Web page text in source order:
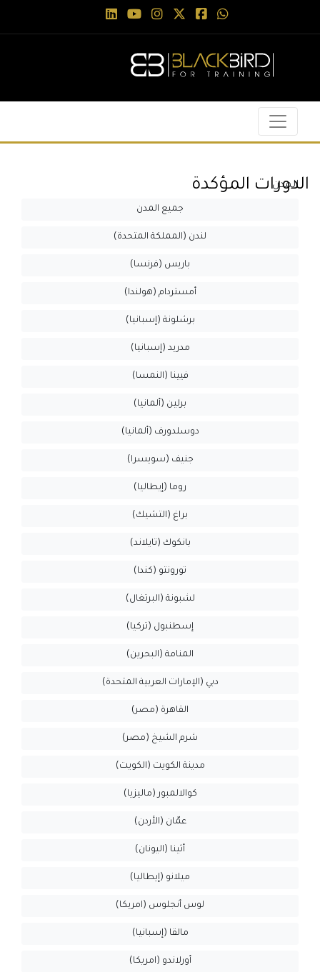
الدورات المؤكدة
المدن
جميع المدن
لندن (المملكة المتحدة)
باريس (فرنسا)
أمستردام (هولندا)
برشلونة (إسبانيا)
مدريد (إسبانيا)
فيينا (النمسا)
برلين (ألمانيا)
دوسلدورف (ألمانيا)
جنيف (سويسرا)
روما (إيطاليا)
براغ (التشيك)
بانكوك (تايلاند)
تورونتو (كندا)
لشبونة (البرتغال)
إسطنبول (تركيا)
المنامة (البحرين)
دبي (الإمارات العربية المتحدة)
القاهرة (مصر)
شرم الشيخ (مصر)
مدينة الكويت (الكويت)
كوالالمبور (ماليزيا)
عمّان (الأردن)
أثينا (اليونان)
ميلانو (إيطاليا)
لوس أنجلوس (امريكا)
مالقا (إسبانيا)
أورلاندو (امريكا)